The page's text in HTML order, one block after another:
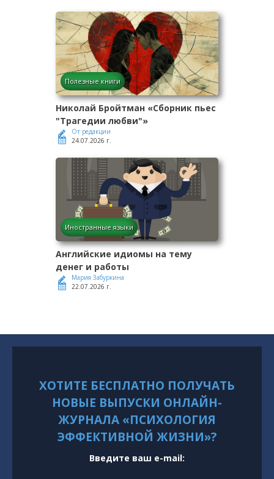
Полезные книги
Николай Бройтман «Сборник пьес
"Трагедии любви"»
От редакции
24.07.2026 г.
Иностранные языки
Английские идиомы на тему
денег и работы
Мария Забуркина
22.07.2026 г.
ХОТИТЕ БЕСПЛАТНО ПОЛУЧАТЬ
НОВЫЕ ВЫПУСКИ ОНЛАЙН-
ЖУРНАЛА «ПСИХОЛОГИЯ
ЭФФЕКТИВНОЙ ЖИЗНИ»?
Введите ваш e-mail: